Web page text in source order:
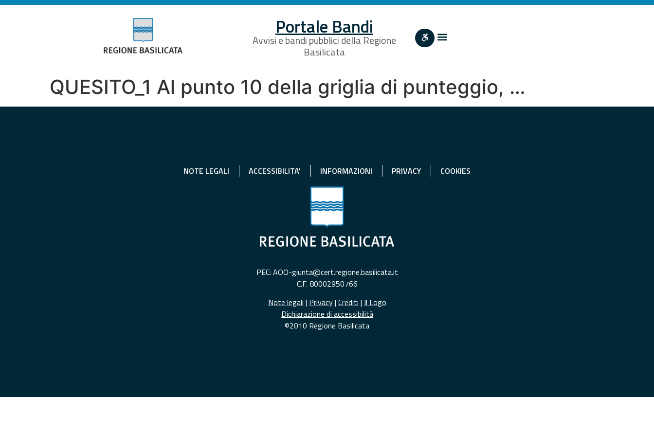
Portale Bandi
Avvisi e bandi pubblici della Regione
Basilicata
QUESITO_1 Al punto 10 della griglia di punteggio, …
NOTE LEGALI ACCESSIBILITA' INFORMAZIONI PRIVACY COOKIES
PEC: AOO-giunta@cert.regione.basilicata.it
C.F. 80002950766
Note legali | Privacy| Crediti | Il Logo
Dichiarazione di accessibilità
©2010 Regione Basilicata